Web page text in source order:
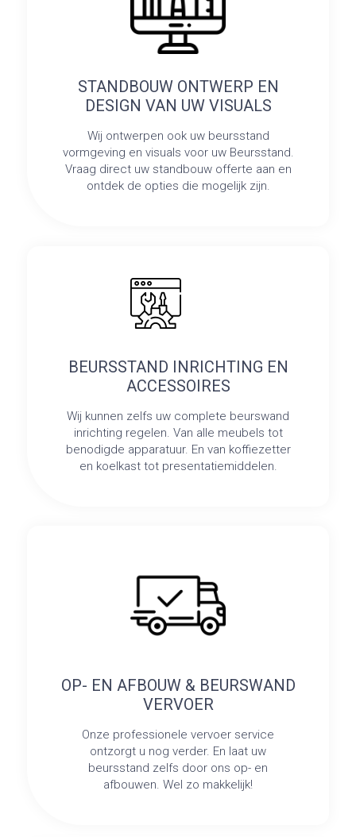
STANDBOUW ONTWERP EN
DESIGN VAN UW VISUALS
Wij ontwerpen ook uw beursstand
vormgeving en visuals voor uw Beursstand.
Vraag direct uw standbouw offerte aan en
ontdek de opties die mogelijk zijn.
BEURSSTAND INRICHTING EN
ACCESSOIRES
Wij kunnen zelfs uw complete beurswand
inrichting regelen. Van alle meubels tot
benodigde apparatuur. En van koffiezetter
en koelkast tot presentatiemiddelen.
OP- EN AFBOUW & BEURSWAND
VERVOER
Onze professionele vervoer service
ontzorgt u nog verder. En laat uw
beursstand zelfs door ons op- en
afbouwen. Wel zo makkelijk!